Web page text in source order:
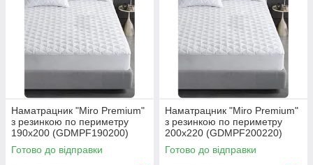
Наматрацник "Miro Premium"
з резинкою по периметру
190х200 (GDMPF190200)
Готово до відправки
Наматрацник "Miro Premium"
з резинкою по периметру
200х220 (GDMPF200220)
Готово до відправки